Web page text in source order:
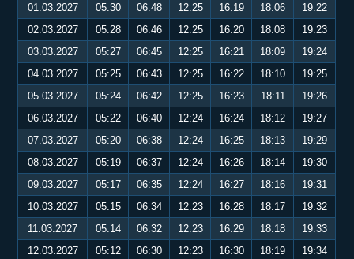
01.03.2027
05:30 06:48 12:25 16:19 18:06
19:22
02.03.2027
05:28 06:46 12:25 16:20 18:08
19:23
03.03.2027
05:27 06:45 12:25 16:21 18:09
19:24
04.03.2027
05:25 06:43 12:25 16:22 18:10
19:25
05.03.2027
05:24 06:42 12:25 16:23 18:11
19:26
06.03.2027
05:22 06:40 12:24 16:24 18:12
19:27
07.03.2027
05:20 06:38 12:24 16:25 18:13
19:29
08.03.2027
05:19 06:37 12:24 16:26 18:14
19:30
09.03.2027
05:17 06:35 12:24 16:27 18:16
19:31
10.03.2027
05:15 06:34 12:23 16:28 18:17
19:32
11.03.2027
05:14 06:32 12:23 16:29 18:18
19:33
12.03.2027
05:12 06:30 12:23 16:30 18:19
19:34